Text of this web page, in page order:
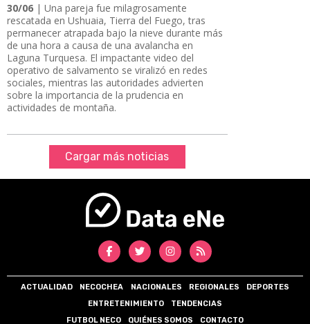
30/06 | Una pareja fue milagrosamente
rescatada en Ushuaia, Tierra del Fuego, tras
permanecer atrapada bajo la nieve durante más
de una hora a causa de una avalancha en
Laguna Turquesa. El impactante video del
operativo de salvamento se viralizó en redes
sociales, mientras las autoridades advierten
sobre la importancia de la prudencia en
actividades de montaña.
Cargar más noticias
ACTUALIDAD NECOCHEA NACIONALES REGIONALES
DEPORTES
ENTRETENIMIENTO
TENDENCIAS
FUTBOL NECO
QUIÉNES SOMOS CONTACTO